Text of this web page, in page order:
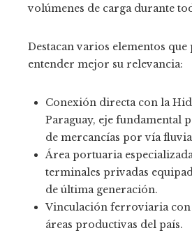
volúmenes de carga durante
Destacan varios elementos
entender mejor su relevancia:
Conexión directa con la
Paraguay, eje fundamental
de mercancías por vía
Área portuaria
terminales privadas
de última generación.
Vinculación ferroviaria con
áreas productivas del país.